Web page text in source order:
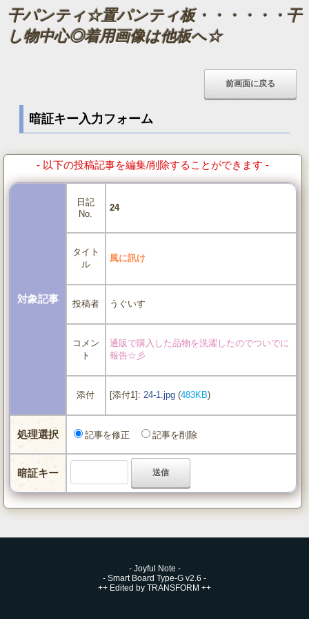
干パンティ☆置パンティ板・・・・・・干
し物中心◎着用画像は他板へ☆
暗証キー入力フォーム
- 以下の投稿記事を編集/削除することができます -
対象記事
日記
No.
24
タイト
ル
風に訊け
投稿者 うぐいす
コメン
ト
通販で購入した品物を洗濯したのでついでに
報告☆彡
添付 [添付1]: 24-1.jpg(483KB)
処理選択 記事を修正 記事を削除
暗証キー
- Joyful Note -
- Smart Board Type-G v2.6 -
++ Edited by TRANSFORM ++